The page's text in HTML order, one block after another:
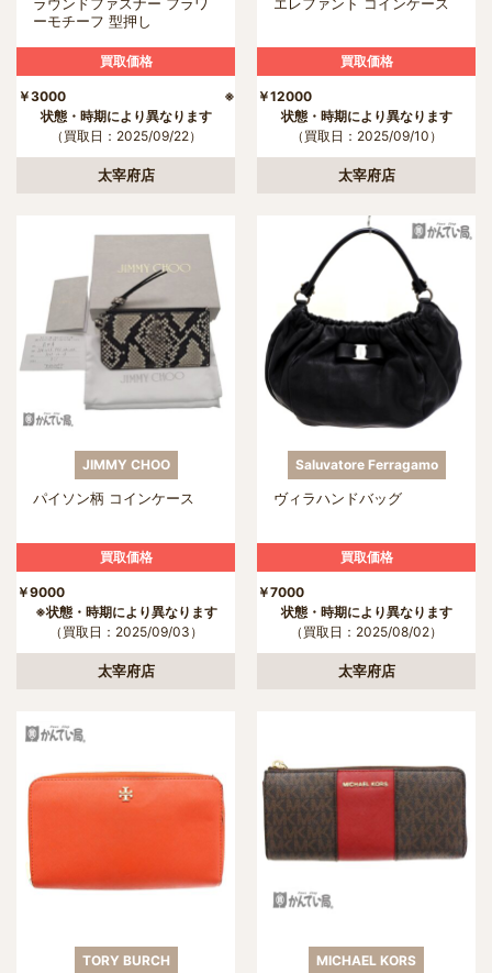
ラウンドファスナー フラワ
ーモチーフ 型押し
買取価格
￥3000 ※
状態・時期により異なります
（買取日：2025/09/22）
太宰府店
エレファント コインケース
買取価格
￥12000
状態・時期により異なります
（買取日：2025/09/10）
太宰府店
JIMMY CHOO
パイソン柄 コインケース
買取価格
￥9000
※状態・時期により異なります
（買取日：2025/09/03）
太宰府店
Saluvatore Ferragamo
ヴィラハンドバッグ
買取価格
￥7000
状態・時期により異なります
（買取日：2025/08/02）
太宰府店
TORY BURCH MICHAEL KORS